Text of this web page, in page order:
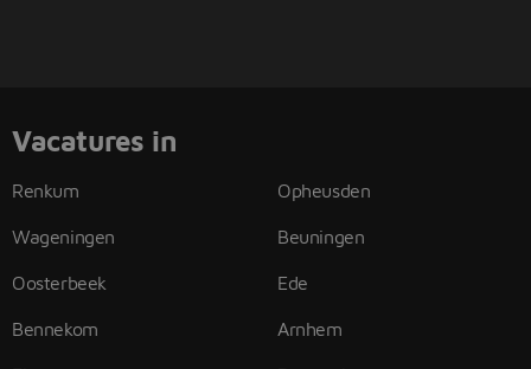
Vacatures in
Renkum
Wageningen
Oosterbeek
Bennekom
Opheusden
Beuningen
Ede
Arnhem